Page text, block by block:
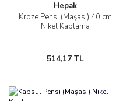
Hepak
Kroze Pensi (Maşası) 40 cm
Nikel Kaplama
514,17 TL